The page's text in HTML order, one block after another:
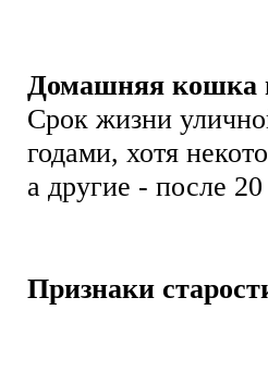
Домашняя кошка
Срок жизни
годами, хотя
а другие - после 20
Признаки